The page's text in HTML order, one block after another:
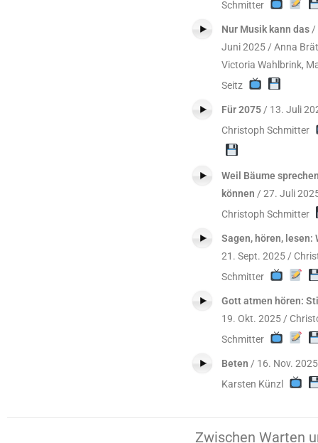
Schmitter
Nur Musik kann das /
Juni 2025 / Anna
Victoria Wahlbrink,
Seitz
Für 2075 / 13. Juli
Christoph Schmitter
Weil Bäume
können / 27. Juli
Christoph Schmitter
Sagen, hören, lesen:
21. Sept. 2025 /
Schmitter
Gott atmen hören:
19. Okt. 2025 /
Schmitter
Beten / 16. Nov.
Karsten Künzl
Zwischen Warten